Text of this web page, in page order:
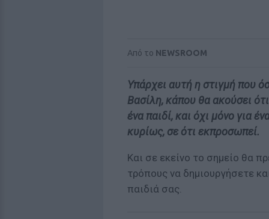
Από το NEWSROOM
Υπάρχει αυτή η στιγμή που
Βασίλη, κάπου θα ακούσει
ένα παιδί, και όχι μόνο για
κυρίως, σε ότι εκπροσωπεί.
Και σε εκείνο το σημείο θα
τρόπους να δημιουργήσετε
παιδιά σας.